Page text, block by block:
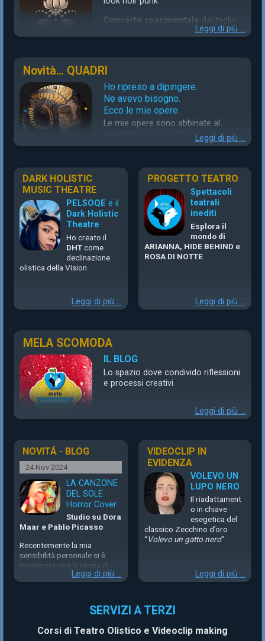
Concerto sperimentale dal taglio
teatrale con musica elettronica,
tuono, whaterphone horror, koshi chimes su sacro legno
del tuono, hulusi, ramo di cimbali, kazoo elettrico,
campane al quarzo, bastone della pioggia, campane della
strega, daf persiano, tamburello del mare.
Strumentale Dark Holistic, inediti Priskiller sia in acustico
che elettronica originale e riadattamenti di brani famosi in
chiave dark.
Leggi di più ...
Novità… QUADRI
Ho ripreso a dipingere.
Ne avevo bisogno.
Ecco le mie opere:
Le mie opere sono abbinate al
HORROR VACUI e si
relazionano almondo diPELSOQE
Leggi di più ...
DARK HOLISTIC
MUSIC THEATRE
PELSOQE e il
Dark Holistic
Theatre
Ho creato il
DHTcome
declinazione
olistica della Vision.
Leggi di più ...
PROGETTO TEATRO
Spettacoli
teatrali
inediti
Esplora il
mondo di
ARIANNA, HIDE BEHIND e
ROSA DI NOTTE
Leggi di più ...
MELA SCOMODA
IL BLOG
Lo spazio dove condivido riflessioni
e processi creativi
Leggi di più ...
NOVITÁ - BLOG
24 Nov 2024
LA CANZONE
DEL SOLE
Horror Cover
Studio su Dora
Maar e Pablo Picasso
Recentemente la mia
sensibilità personale si è
incontrata con la storia di
Contemporaneamente, è già
costruito la cover de La
canzone del Sole in chiave
Horror, come la definisco,
che poi Horror non è.
Leggi di più ...
VIDEOCLIP IN
EVIDENZA
VOLEVO UN
LUPO NERO
Il riadattament
o in chiave
esegetica del
classico Zecchino d’oro
“Volevo un gatto nero”
Leggi di più ...
SERVIZI A TERZI
Corsi di Teatro Olistico e Videoclip making